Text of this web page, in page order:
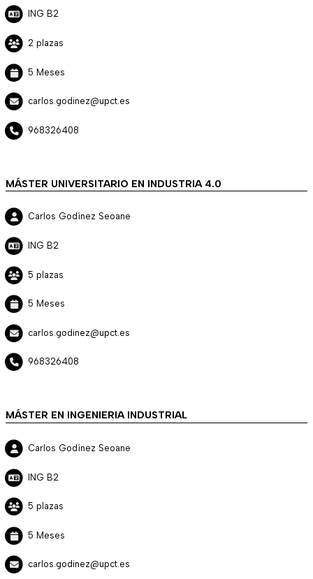
ING B2
2 plazas
5 Meses
carlos.godinez@upct.es
968326408
MÁSTER UNIVERSITARIO EN INDUSTRIA 4.0
Carlos Godínez Seoane
ING B2
5 plazas
5 Meses
carlos.godinez@upct.es
968326408
MÁSTER EN INGENIERIA INDUSTRIAL
Carlos Godínez Seoane
ING B2
5 plazas
5 Meses
carlos.godinez@upct.es